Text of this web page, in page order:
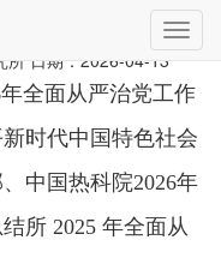
切
换
导
航
所日期：2026-04-13
年全面从严治党工作
时代中国特色社会
中国热科院2026年
所 2025 年全面从